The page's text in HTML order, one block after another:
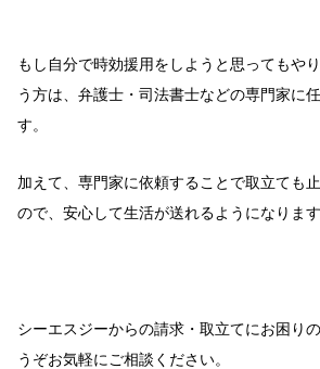
もし自分で時効援用をしようと思ってもや
う方は、弁護士・司法書士などの専門家に
す。
加えて、専門家に依頼することで取立ても
ので、安心して生活が送れるようになります
シーエスジーからの請求・取立てにお困り
うぞお気軽にご相談ください。